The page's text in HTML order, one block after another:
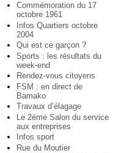
Commémoration du 17
octobre 1961
Infos Quartiers octobre
2004
Qui est ce garçon ?
Sports : les résultats du
week-end
Rendez-vous citoyens
FSM : en direct de
Bamako
Travaux d’élagage
Le 2ème Salon du service
aux entreprises
Infos sport
Rue du Moutier